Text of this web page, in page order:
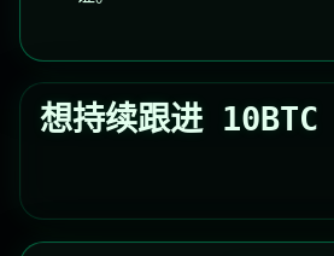
想持续跟进 10BTC